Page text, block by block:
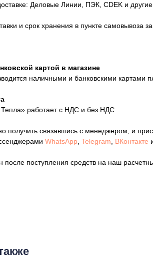
Деловые Линии, ПЭК, CDEK и
и срок хранения в пункте самовывоза
картой в магазине
наличными и банковскими
работает с НДС и без НДС
получить связавшись с менеджером, и
WhatsApp Telegram ВКонтакте
после поступления средств на наш